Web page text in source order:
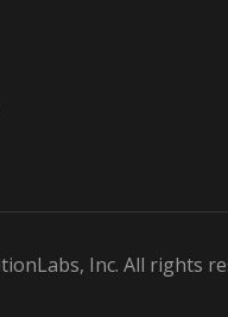
Inc. All rights